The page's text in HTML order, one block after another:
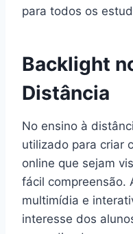
para todos os
Backlight
Distância
No ensino à
utilizado para criar
online que sejam
fácil compreensão.
multimídia e
interesse dos